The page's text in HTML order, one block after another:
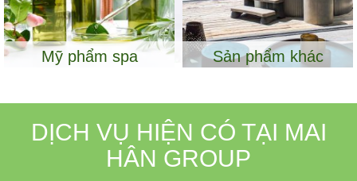
Mỹ phẩm spa Sản phẩm khác
DỊCH VỤ HIỆN CÓ TẠI MAI
HÂN GROUP